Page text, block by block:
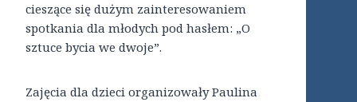
cieszące się dużym zainteresowaniem
spotkania dla młodych pod hasłem: „O
sztuce bycia we dwoje”.
Zajęcia dla dzieci organizowały Paulina